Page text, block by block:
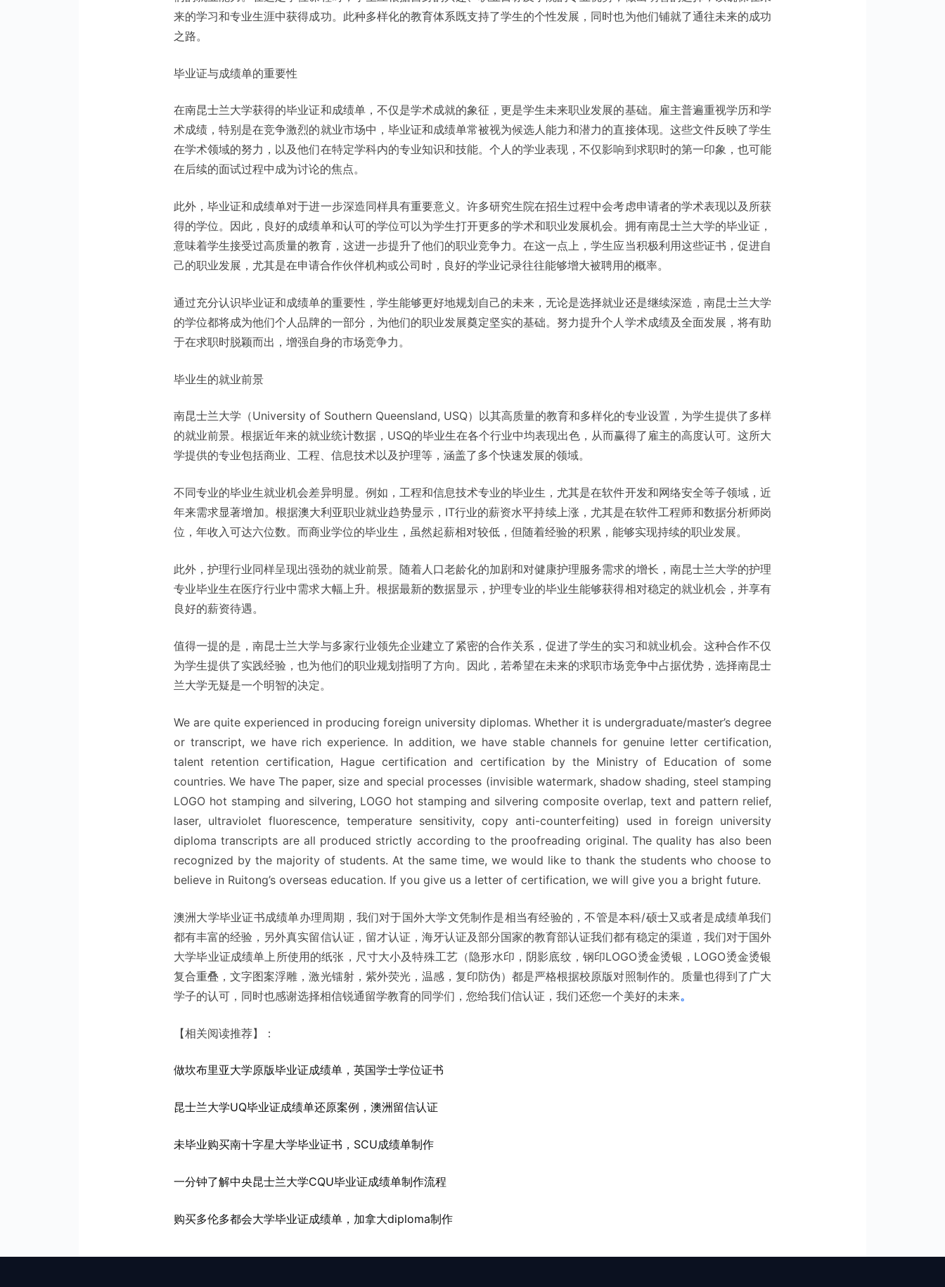
来的学习和专业生涯中获得成功。此种多样化的教育体系既支持了学生的个性发展，同时也为他们铺就了通往未来的成功
之路。
毕业证与成绩单的重要性
在南昆士兰大学获得的毕业证和成绩单，不仅是学术成就的象征，更是学生未来职业发展的基础。雇主普遍重视学历和学
术成绩，特别是在竞争激烈的就业市场中，毕业证和成绩单常被视为候选人能力和潜力的直接体现。这些文件反映了学生
在学术领域的努力，以及他们在特定学科内的专业知识和技能。个人的学业表现，不仅影响到求职时的第一印象，也可能
在后续的面试过程中成为讨论的焦点。
此外，毕业证和成绩单对于进一步深造同样具有重要意义。许多研究生院在招生过程中会考虑申请者的学术表现以及所获
得的学位。因此，良好的成绩单和认可的学位可以为学生打开更多的学术和职业发展机会。拥有南昆士兰大学的毕业证，
意味着学生接受过高质量的教育，这进一步提升了他们的职业竞争力。在这一点上，学生应当积极利用这些证书，促进自
己的职业发展，尤其是在申请合作伙伴机构或公司时，良好的学业记录往往能够增大被聘用的概率。
通过充分认识毕业证和成绩单的重要性，学生能够更好地规划自己的未来，无论是选择就业还是继续深造，南昆士兰大学
的学位都将成为他们个人品牌的一部分，为他们的职业发展奠定坚实的基础。努力提升个人学术成绩及全面发展，将有助
于在求职时脱颖而出，增强自身的市场竞争力。
毕业生的就业前景
南昆士兰大学（University of Southern Queensland, USQ）以其高质量的教育和多样化的专业设置，为学生提供了多样
的就业前景。根据近年来的就业统计数据，USQ的毕业生在各个行业中均表现出色，从而赢得了雇主的高度认可。这所大
学提供的专业包括商业、工程、信息技术以及护理等，涵盖了多个快速发展的领域。
不同专业的毕业生就业机会差异明显。例如，工程和信息技术专业的毕业生，尤其是在软件开发和网络安全等子领域，近
年来需求显著增加。根据澳大利亚职业就业趋势显示，IT行业的薪资水平持续上涨，尤其是在软件工程师和数据分析师岗
位，年收入可达六位数。而商业学位的毕业生，虽然起薪相对较低，但随着经验的积累，能够实现持续的职业发展。
此外，护理行业同样呈现出强劲的就业前景。随着人口老龄化的加剧和对健康护理服务需求的增长，南昆士兰大学的护理
专业毕业生在医疗行业中需求大幅上升。根据最新的数据显示，护理专业的毕业生能够获得相对稳定的就业机会，并享有
良好的薪资待遇。
值得一提的是，南昆士兰大学与多家行业领先企业建立了紧密的合作关系，促进了学生的实习和就业机会。这种合作不仅
为学生提供了实践经验，也为他们的职业规划指明了方向。因此，若希望在未来的求职市场竞争中占据优势，选择南昆士
兰大学无疑是一个明智的决定。
We are quite experienced in producing foreign university diplomas. Whether it is undergraduate/master’s degree
or transcript, we have rich experience. In addition, we have stable channels for genuine letter certification,
talent retention certification, Hague certification and certification by the Ministry of Education of some
countries. We have The paper, size and special processes (invisible watermark, shadow shading, steel stamping
LOGO hot stamping and silvering, LOGO hot stamping and silvering composite overlap, text and pattern relief,
laser, ultraviolet fluorescence, temperature sensitivity, copy anti-counterfeiting) used in foreign university
diploma transcripts are all produced strictly according to the proofreading original. The quality has also been
recognized by the majority of students. At the same time, we would like to thank the students who choose to
believe in Ruitong’s overseas education. If you give us a letter of certification, we will give you a bright future.
澳洲大学毕业证书成绩单办理周期，我们对于国外大学文凭制作是相当有经验的，不管是本科/硕士又或者是成绩单我们
都有丰富的经验，另外真实留信认证，留才认证，海牙认证及部分国家的教育部认证我们都有稳定的渠道，我们对于国外
大学毕业证成绩单上所使用的纸张，尺寸大小及特殊工艺（隐形水印，阴影底纹，钢印LOGO烫金烫银，LOGO烫金烫银
复合重叠，文字图案浮雕，激光镭射，紫外荧光，温感，复印防伪）都是严格根据校原版对照制作的。质量也得到了广大
学子的认可，同时也感谢选择相信锐通留学教育的同学们，您给我们信认证，我们还您一个美好的未来。
【相关阅读推荐】：
做坎布里亚大学原版毕业证成绩单，英国学士学位证书
昆士兰大学UQ毕业证成绩单还原案例，澳洲留信认证
未毕业购买南十字星大学毕业证书，SCU成绩单制作
一分钟了解中央昆士兰大学CQU毕业证成绩单制作流程
购买多伦多都会大学毕业证成绩单，加拿大diploma制作